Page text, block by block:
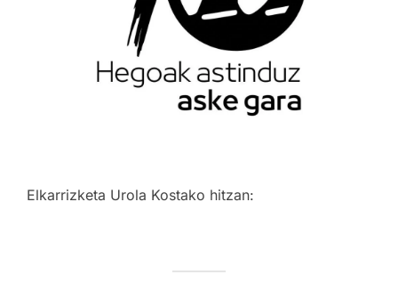
Elkarrizketa Urola Kostako hitzan: